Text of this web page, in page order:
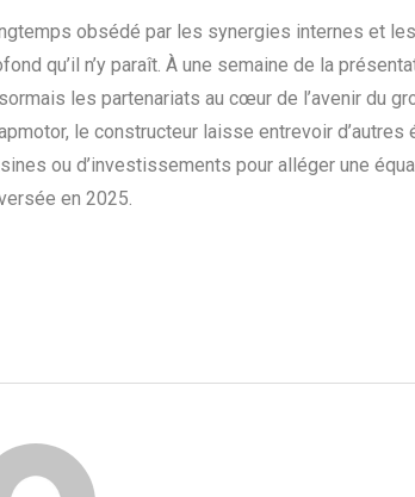
obsédé par les synergies internes et
qu’il n’y paraît. À une semaine de la
les partenariats au cœur de l’avenir du
le constructeur laisse entrevoir
ou d’investissements pour alléger une
en 2025.